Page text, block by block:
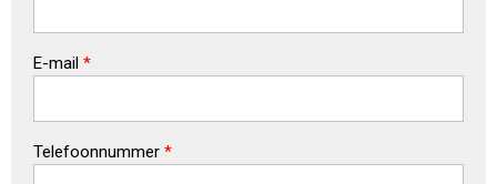
E-mail *
Telefoonnummer *